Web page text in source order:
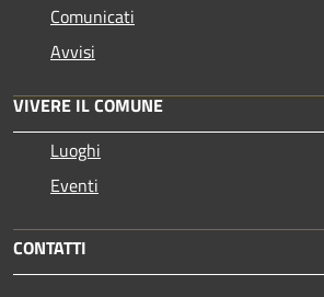
Comunicati
Avvisi
VIVERE IL COMUNE
Luoghi
Eventi
CONTATTI